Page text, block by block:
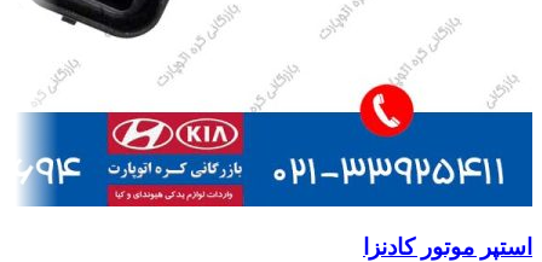
استپر موتور کادنزا